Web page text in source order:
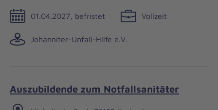
01.04.2027, befristet Vollzeit
Johanniter-Unfall-Hilfe e.V.
Auszubildende zum Notfallsanitäter